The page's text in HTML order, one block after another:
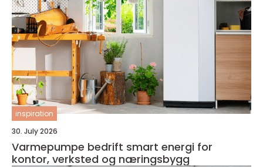
inspiration
30. July 2026
Varmepumpe bedrift smart energi for
kontor, verksted og næringsbygg